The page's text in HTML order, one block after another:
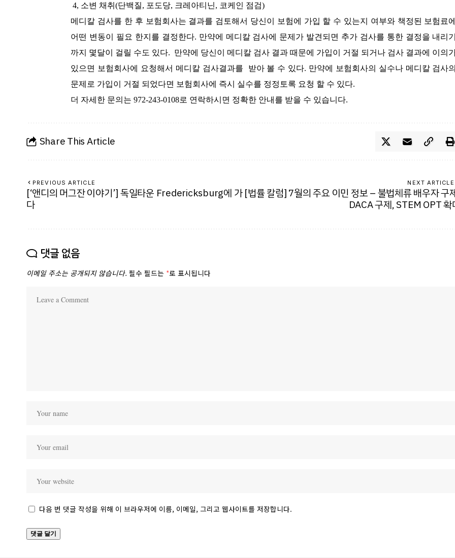
4, 소변 채취(단백질, 포도당, 크레아티닌, 코케인 점검)
메디칼 검사를 한 후 보험회사는 결과를 검토해서 당신이 보험에 가입 할 수 있는지 여부와 책정된 보험료에
어떤 변동이 필요 한지를 결정한다. 만약에 메디칼 검사에 문제가 발견되면 추가 검사를 통한 결정을 내리기
까지 몇달이 걸릴 수도 있다. 만약에 당신이 메디칼 검사 결과 때문에 가입이 거절 되거나 검사 결과에 이의
있으면 보험회사에 요청해서 메디칼 검사결과를 받아 볼 수 있다. 만약에 보험회사의 실수나 메디칼 검사의
문제로 가입이 거절 되었다면 보험회사에 즉시 실수를 정정토록 요청 할 수 있다.
더 자세한 문의는 972-243-0108로 연락하시면 정확한 안내를 받을 수 있습니다.
Share This Article
PREVIOUS ARTICLE
[‘앤디의 머그잔 이야기’] 독일타운 Fredericksburg에 가
다
NEXT ARTICLE
[법률 칼럼] 7월의 주요 이민 정보 – 불법체류 배우자 구
DACA 구제, STEM OPT 확
댓글 없음
이메일 주소는 공개되지 않습니다. 필수 필드는 *로 표시됩니다
다음 번 댓글 작성을 위해 이 브라우저에 이름, 이메일, 그리고 웹사이트를 저장합니다.